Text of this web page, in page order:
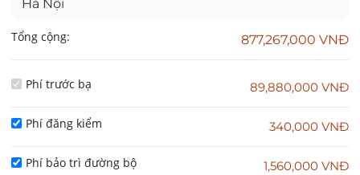
Hà Nội
Tổng cộng: 877,267,000 VNĐ
Phí trước bạ 89,880,000 VNĐ
Phí đăng kiểm 340,000 VNĐ
Phí bảo trì đường bộ 1,560,000 VNĐ